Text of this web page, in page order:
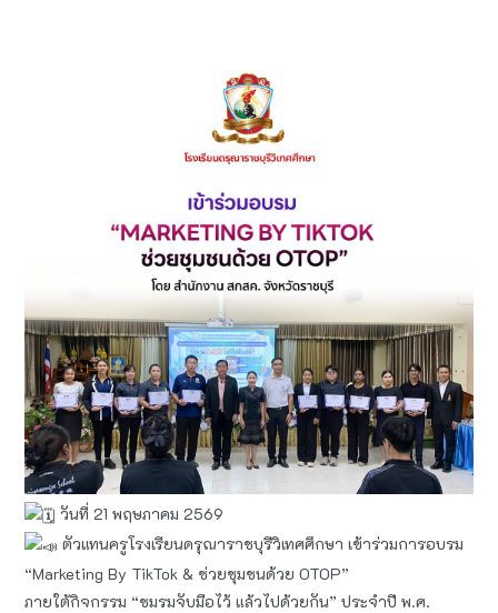
วันที่ 21 พฤษภาคม 2569
ตัวแทนครูโรงเรียนดรุณาราชบุรีวิเทศศึกษา เข้าร่วมการอบรม
“Marketing By TikTok & ช่วยชุมชนด้วย OTOP”
ภายใต้กิจกรรม “ชมรมจับมือไว้ แล้วไปด้วยกัน” ประจำปี พ.ศ.